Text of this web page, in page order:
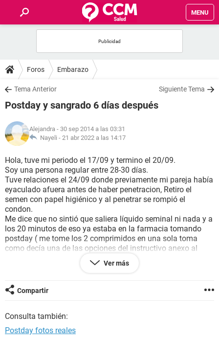
MENU
FOROS
SALUD
NUTRICIÓN
BIENESTAR
SEXUALIDAD
GLOSARIO
Foros Embarazo
Tema Anterior Siguiente Tema
Postday y sangrado 6 días después
Alejandra - 30 sep 2014 a las 03:31
Nayeli - 21 abr 2022 a las 14:17
Hola, tuve mi periodo el 17/09 y termino el 20/09.
Soy una persona regular entre 28-30 días.
Tuve relaciones el 24/09 donde previamente mi pareja había
eyaculado afuera antes de haber penetracion, Retiro el
semen con papel higiénico y al penetrar se rompió el
condon.
Me dice que no sintió que saliera líquido seminal ni nada y a
los 20 minutos de eso ya estaba en la farmacia tomando
postday ( me tome los 2 comprimidos en una sola toma
como decía una de las opciones del instructivo anexo al
medicamento) y presente cólicos.
Han pasado 6 días y tuve cólicos temprano, al llegar a casa
rosa.
A las 2 horas fui de nuevo al baño pero el sangrado ahora
Que posibilidad hay de que pueda o no estar embarazada?
Cuando puedo realizarme una prueba casera o de sangre?
Ver más
Compartir
Consulta también:
Postday fotos reales